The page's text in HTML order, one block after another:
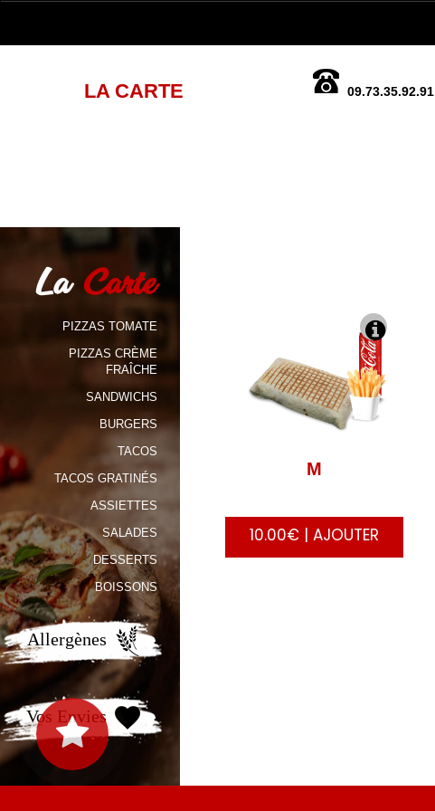
LA CARTE 09.73.35.92.91
LaCarte
PIZZAS TOMATE
PIZZAS CRÈME
FRAÎCHE
SANDWICHS
BURGERS
TACOS
TACOS GRATINÉS
ASSIETTES
SALADES
DESSERTS
BOISSONS
Allergènes
Vos Envies
M
10.00€ | AJOUTER